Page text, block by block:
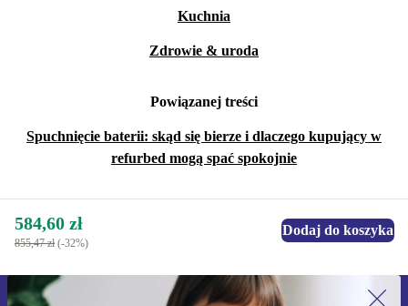
Kuchnia
Zdrowie & uroda
Powiązanej treści
Spuchnięcie baterii: skąd się bierze i dlaczego kupujący w
refurbed mogą spać spokojnie
584,60 zł
855,47 zł (-32%)
Dodaj do koszyka